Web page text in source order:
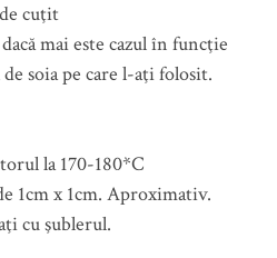
cuţit
mai este cazul în funcţie
de soia pe care l-aţi folosit.
la 170-180*C
1cm x 1cm. Aproximativ.
cu şublerul.